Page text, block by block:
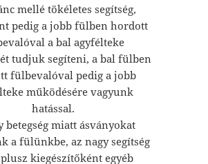
mellé tökéletes segítség,
pedig a jobb fülben hordott
a bal agyfélteke
tudjuk segíteni, a bal fülben
fülbevalóval pedig a jobb
működésére vagyunk
hatással.
betegség miatt ásványokat
a fülünkbe, az nagy segítség
kiegészítőként egyéb